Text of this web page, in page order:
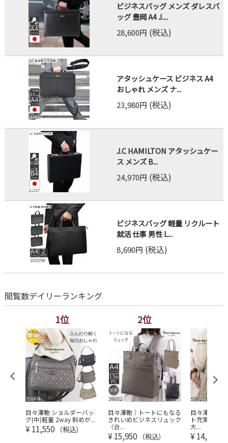
ビジネスバッグ メンズ ダレスバ
ッグ 豊岡 A4 J....
28,600円 (税込)
アタッシュケース ビジネス A4
おしゃれ メンズ ナ...
23,980円 (税込)
J.C HAMILTON アタッシュケー
ス メンズ B...
24,970円 (税込)
ビジネスバッグ 軽量 リクルート
就活 仕事 男性 L...
8,690円 (税込)
閲覧数デイリーランキング
1位
目々澤鞄 ショルダーバッ
グ(中)軽量 2way 斜めが...
¥ 11,550 （税込）
2位
目々澤鞄｜トートにもなる
きれいめビジネスリュック
〈合...
¥ 15,950 （税込）
目々澤鞄 リ
ト充実 軽量
大...
¥ 14,300